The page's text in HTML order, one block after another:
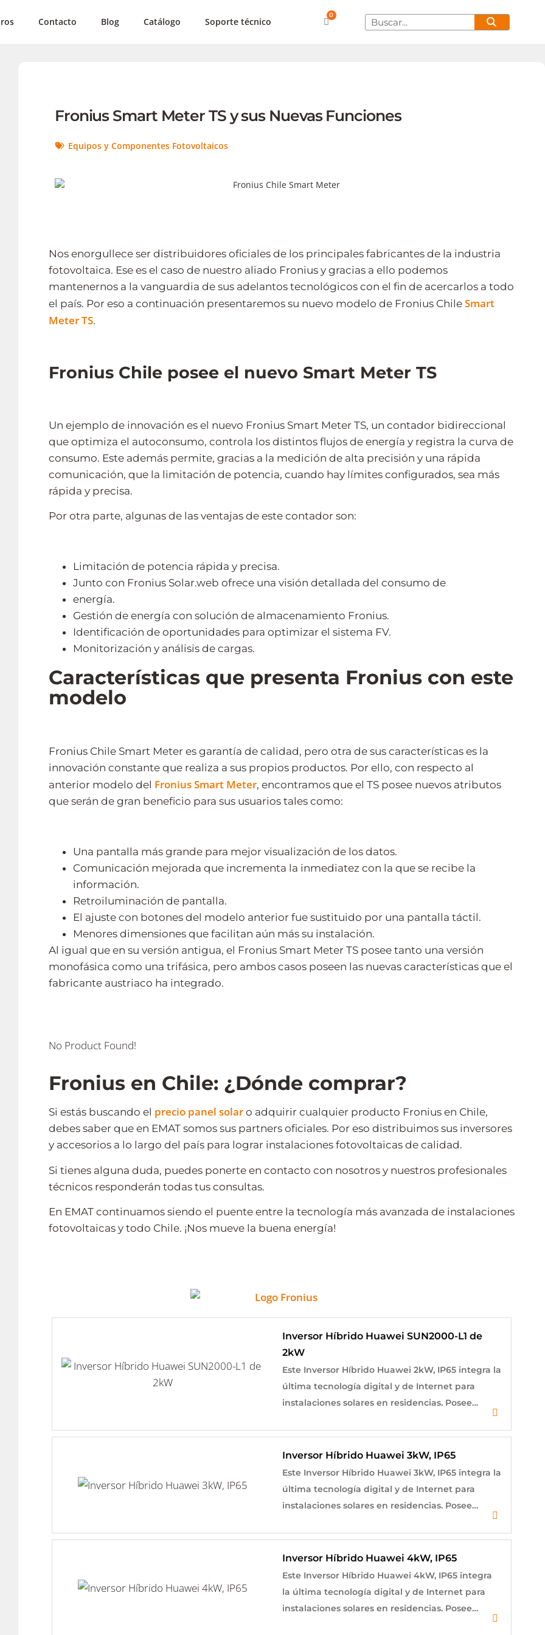
Contacto Blog Catálogo Soporte técnico
0
Fronius Smart Meter TS y sus Nuevas Funciones
Equipos y Componentes Fotovoltaicos
Nos enorgullece ser distribuidores oficiales de los principales fabricantes de la industria
fotovoltaica. Ese es el caso de nuestro aliado Fronius y gracias a ello podemos
mantenernos a la vanguardia de sus adelantos tecnológicos con el fin de acercarlos a todo
el país. Por eso a continuación presentaremos su nuevo modelo de Fronius ChileSmart
Meter TS.
Fronius Chile posee el nuevo Smart Meter TS
Un ejemplo de innovación es el nuevo Fronius Smart Meter TS, un contador bidireccional
que optimiza el autoconsumo, controla los distintos flujos de energía y registra la curva de
consumo. Este además permite, gracias a la medición de alta precisión y una rápida
comunicación, que la limitación de potencia, cuando hay límites configurados, sea más
rápida y precisa.
Por otra parte, algunas de las ventajas de este contador son:
Limitación de potencia rápida y precisa.
Junto con Fronius Solar.web ofrece una visión detallada del consumo de
energía.
Gestión de energía con solución de almacenamiento Fronius.
Identificación de oportunidades para optimizar el sistema FV.
Monitorización y análisis de cargas.
Características que presenta Fronius con este
modelo
Fronius Chile Smart Meter es garantía de calidad, pero otra de sus características es la
innovación constante que realiza a sus propios productos. Por ello, con respecto al
anterior modelo del Fronius Smart Meter, encontramos que el TS posee nuevos atributos
que serán de gran beneficio para sus usuarios tales como:
Una pantalla más grande para mejor visualización de los datos.
Comunicación mejorada que incrementa la inmediatez con la que se recibe la
información.
Retroiluminación de pantalla.
El ajuste con botones del modelo anterior fue sustituido por una pantalla táctil.
Menores dimensiones que facilitan aún más su instalación.
Al igual que en su versión antigua, el Fronius Smart Meter TS posee tanto una versión
monofásica como una trifásica, pero ambos casos poseen las nuevas características que el
fabricante austriaco ha integrado.
No Product Found!
Fronius en Chile: ¿Dónde comprar?
Si estás buscando el precio panel solaro adquirir cualquier producto Fronius en Chile,
debes saber que en EMAT somos sus partners oficiales. Por eso distribuimos sus inversores
y accesorios a lo largo del país para lograr instalaciones fotovoltaicas de calidad.
Si tienes alguna duda, puedes ponerte en contacto con nosotros y nuestros profesionales
técnicos responderán todas tus consultas.
En EMAT continuamos siendo el puente entre la tecnología más avanzada de instalaciones
fotovoltaicas y todo Chile. ¡Nos mueve la buena energía!
Inversor Híbrido Huawei SUN2000-L1 de
2kW
Este Inversor Híbrido Huawei 2kW, IP65 integra la
última tecnología digital y de Internet para
instalaciones solares en residencias. Posee…
Inversor Híbrido Huawei 3kW, IP65
Este Inversor Híbrido Huawei 3kW, IP65 integra la
última tecnología digital y de Internet para
instalaciones solares en residencias. Posee…
Inversor Híbrido Huawei 4kW, IP65
Este Inversor Híbrido Huawei 4kW, IP65 integra
la última tecnología digital y de Internet para
instalaciones solares en residencias. Posee…